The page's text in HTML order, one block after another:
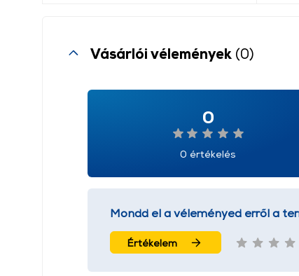
Vásárlói vélemények (0)
0
0 értékelés
Mondd el a véleményed erről a
Értékelem